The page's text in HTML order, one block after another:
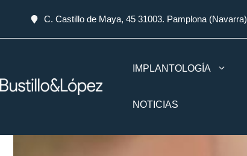
C. Castillo de Maya, 45 31003. Pamplona (Navarra)
IMPLANTOLOGÍA
NOTICIAS